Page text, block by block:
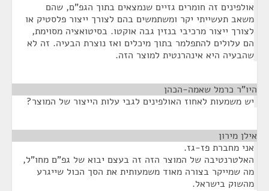
אולפינים זה חומרים גזיים שנמצאים בתוך הגפ"ם, שהם
משאב תעשייתי יקר ומשתמשים בהם לצורך ייצור פלסטיק או
לצורך ייצור מרכיבי בנזין גבה אוקטו. בסיטואציה מסוימת,
הם עלולים להתפלמר בתוך מיכלים ואז נוצרת הבעיה. זה לא
שהבעיה היא אינהרנטית למוצר הזה.
היו"ר כרמל שאמה-הכהן
יש משמעות לאחוז האולפינים לגבי עלות הייצור של המוצר?
אילן מירון
אני מחברת פז-גז.
האלטרנטיבה של המוצר הזה זה בעצם יבוא של גפ"ם מחו"ל,
מה שמייקר בצורה מאוד משמעותית את הסך הכול שייגרע
מהשוק בישראל.